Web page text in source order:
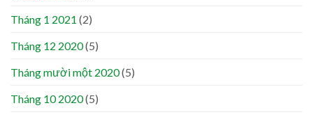
Tháng 1 2021 (2)
Tháng 12 2020(5)
Tháng mười một 2020(5)
Tháng 10 2020(5)